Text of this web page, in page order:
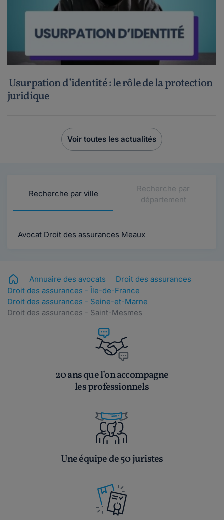
Usurpation d’identité : le rôle de la protection
juridique
Voir toutes les actualités
Recherche par ville
Recherche par
département
Avocat Droit des assurances Meaux
Annuaire des avocats
Droit des assurances
Droit des assurances - Île-de-France
Droit des assurances - Seine-et-Marne
Droit des assurances - Saint-Mesmes
20 ans que l’on accompagne
les professionnels
Une équipe de 50 juristes